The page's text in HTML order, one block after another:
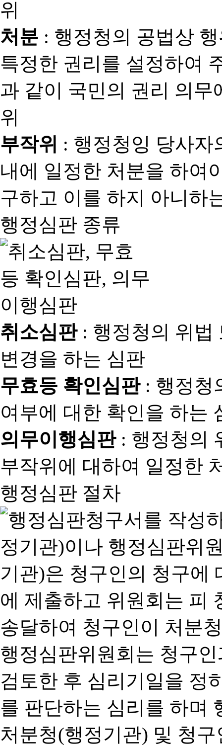
처분 : 행정청의 공법상
특정한 권리를 설정하여
과 같이 국민의 권리 의
위
부작위 : 행정청잉 당사자
내에 일정한 처분을 하여
구하고 이를 하지 아니하
행정심판 종류
취소심판: 행정청의 위법
변경을 하는 심판
무효등 확인심판: 행정청
여부에 대한 확인을 하는
의무이행심판: 행정청의
부작위에 대하여 일정한
행정심판 절차